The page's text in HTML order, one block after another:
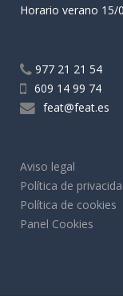
Horario verano 15/
977 21 21 54
609 14 99 74
feat@feat.es
Aviso legal
Política de
Política de cookies
Panel Cookies